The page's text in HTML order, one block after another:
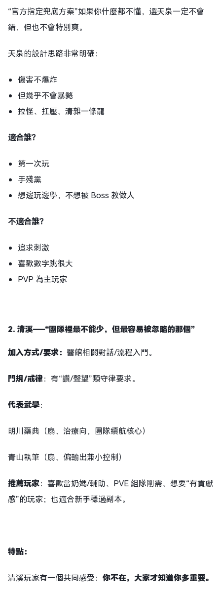
“官方指定兜底方案”如果你什麼都不懂，選天泉一定不會
錯，但也不會特別爽。
天泉的設計思路非常明確：
傷害不爆炸
但幾乎不會暴斃
拉怪、扛壓、清雜一條龍
適合誰？
第一次玩
手殘黨
想邊玩邊學，不想被 Boss 教做人
不適合誰？
追求刺激
喜歡數字跳很大
PVP 為主玩家
2. 清溪——“團隊裡最不能少，但最容易被忽略的那個”
加入方式/要求： 醫館相關對話/流程入門。
門規/戒律：有“讚/聲望”類守律要求。
代表武學：
明川藥典（扇、治療向，團隊續航核心）
青山執筆（扇、偏輸出兼小控制）
推薦玩家：喜歡當奶媽/輔助、PVE 組隊剛需、想要“有貢獻
感”的玩家；也適合新手穩過副本。
特點：
清溪玩家有一個共同感受： 你不在，大家才知道你多重要。